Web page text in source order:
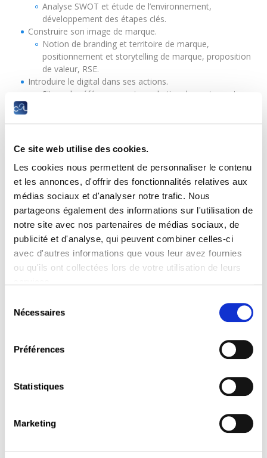
Ce site web utilise des cookies.
Les cookies nous permettent de personnaliser le contenu
et les annonces, d'offrir des fonctionnalités relatives aux
médias sociaux et d'analyser notre trafic. Nous
partageons également des informations sur l'utilisation de
notre site avec nos partenaires de médias sociaux, de
publicité et d'analyse, qui peuvent combiner celles-ci
avec d'autres informations que vous leur avez fournies
ou qu'ils ont collectées lors de votre utilisation de leurs
Nécessaires
Préférences
Statistiques
Marketing
Analyse SWOT et étude de l’environnement,
développement des étapes clés.
Construire son image de marque.
Notion de branding et territoire de marque,
positionnement et storytelling de marque, proposition
de valeur, RSE.
Introduire le digital dans ses actions.
Site web, référencement, marketing de contenu et
Publicité online et offline, création et diffusion de
et médias luxembourgeois, mesure de l’efficacité
publicitaire.
Etablir des relations durables avec la presse.
Fonctionnement des médias et relation avec les
journalistes, rédaction de communiqués et dossiers
de presse, gestion des crises médiatiques.
Captiver et attirer avec l'événementiel.
Organisation et promotion d’événements, gestion de
l’expérience participant, impact de l’événementiel sur
Différences entre mécénat et sponsoring, choisir les
bons partenaires et négocier des accords, exploiter le
Réaliser un cas - Stratégie de communication
d'entreprises locales.
Prérequis
marketing : Concepts, enjeux et stratégies » (C4005) ou
disposer de connaissances certifiées équivalentes.